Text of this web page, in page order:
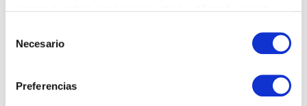
Necesario
Preferencias